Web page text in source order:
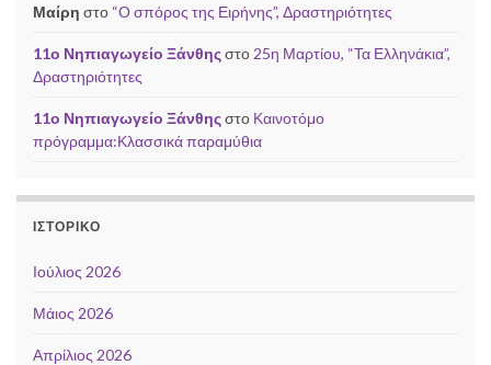
Μαίρη στο “Ο σπόρος της Ειρήνης”, Δραστηριότητες
11ο Νηπιαγωγείο Ξάνθηςστο 25η Μαρτίου, “Τα Ελληνάκια”,
Δραστηριότητες
11ο Νηπιαγωγείο Ξάνθηςστο Καινοτόμο
πρόγραμμα:Κλασσικά παραμύθια
ΙΣΤΟΡΙΚΌ
Ιούλιος 2026
Μάιος 2026
Απρίλιος 2026